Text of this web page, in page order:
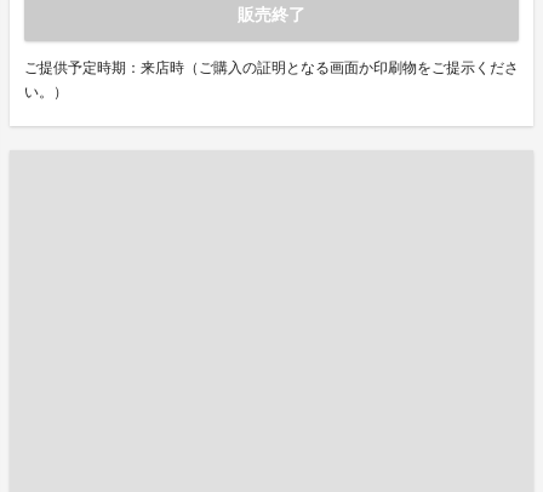
販売終了
ご提供予定時期：来店時（ご購入の証明となる画面か印刷物をご提示くださ
い。）